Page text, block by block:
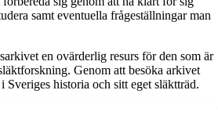
samt eventuella frågeställningar man
en ovärderlig resurs för den som är
Genom att besöka arkivet
historia och sitt eget släktträd.